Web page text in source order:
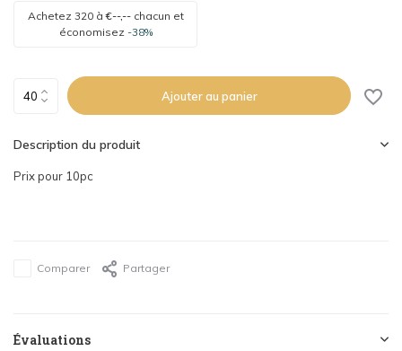
Achetez 320 à€--,--chacun et
économisez -38%
Ajouter au panier
Description du produit
Prix pour 10pc
Comparer Partager
Évaluations